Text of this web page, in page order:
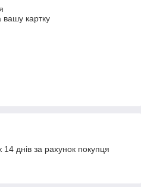
вашу картку
днів за рахунок покупця